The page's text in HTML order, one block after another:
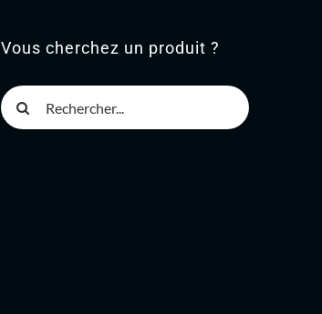
Vous cherchez un produit ?
Rechercher